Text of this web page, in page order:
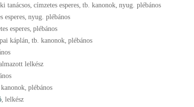
tanácsos, címzetes esperes, tb. kanonok, nyug. plébános
esperes, nyug. plébános
esperes, plébános
káplán, tb. kanonok, plébános
lelkész
, plébános
, lelkész